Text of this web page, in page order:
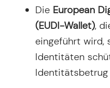
Die European
(EUDI-Wallet),
eingeführt wird,
Identitäten
Identitätsbetrug